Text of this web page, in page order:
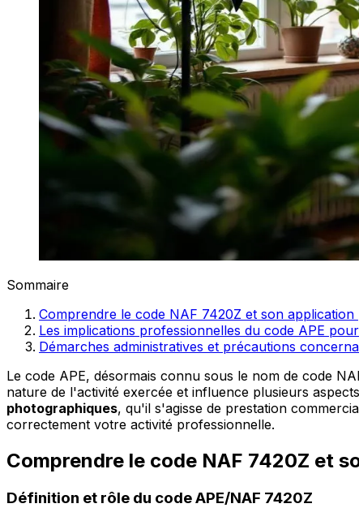
Sommaire
Comprendre le code NAF 7420Z et son
Les implications professionnelles du code APE
Démarches administratives et précautions
Le code APE, désormais connu sous le nom de code
nature de l'activité exercée et influence plusieurs
photographiques, qu'il s'agisse de prestation
correctement votre activité professionnelle.
Comprendre le code NAF 7420Z et
Définition et rôle du code APE/NAF 7420Z